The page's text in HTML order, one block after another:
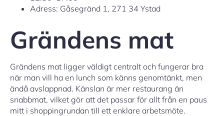
Adress: Gåsegränd 1, 271 34 Ystad
Grändens mat
Grändens mat ligger väldigt centralt och fungerar bra
när man vill ha en lunch som känns genomtänkt, men
ändå avslappnad. Känslan är mer restaurang än
snabbmat, vilket gör att det passar för allt från en paus
mitt i shoppingrundan till ett enklare arbetsmöte.